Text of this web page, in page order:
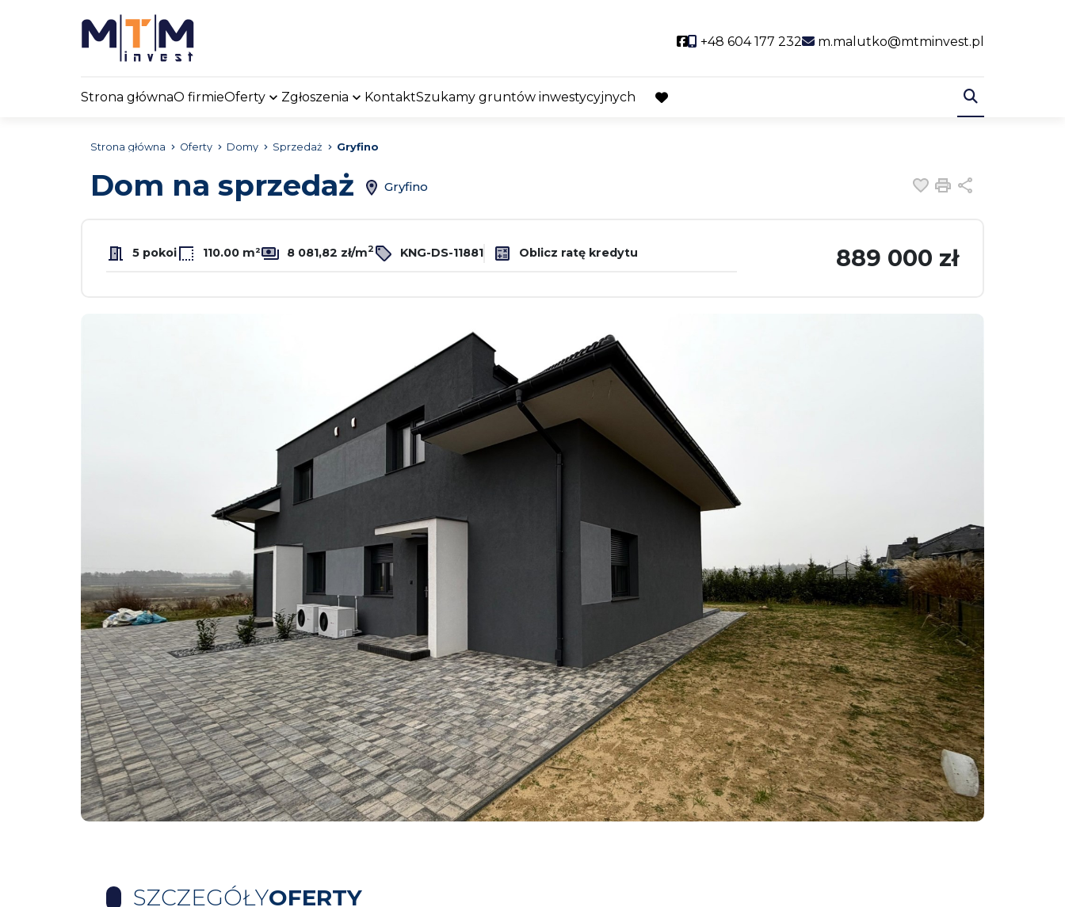
Social link
+48 604 177 232 m.malutko@mtminvest.pl
Strona głównaO firmieOferty Zgłoszenia KontaktSzukamy gruntów inwestycyjnych
favorite
Strona główna Oferty Domy Sprzedaż Gryfino
Dom na sprzedaż Gryfino Dodaj do
Drukuj
5 pokoi 110.00 m² 8 081,82 zł/m2 KNG-DS-11881 Oblicz ratę kredytu 889 000 zł
SZCZEGÓŁYOFERTY